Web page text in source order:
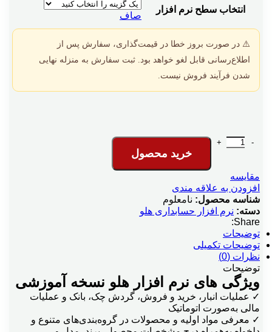
انتخاب سطح نرم افزار
صاف
⚠️ در صورت بروز خطا در قیمت‌گذاری، سفارش پس از
اطلاع‌رسانی قابل لغو خواهد بود. ثبت سفارش به منزله نهایی
شدن فرآیند فروش نیست.
نرم افزار حسابداری هلو نسخه آموزشی عدد
خرید محصول
مقایسه
افزودن به علاقه مندی
شناسه محصول: نامعلوم
دسته: نرم افزار حسابداری هلو
Share:
توضیحات
توضیحات تکمیلی
نظرات (0)
توضیحات
ویژگی های نرم افزار هلو نسخه آموزشی
✓ عملیات انبار، خرید و فروش، گردش چک، بانک و عملیات
مالی به‌صورت اتوماتیک
✓ معرفی مواد اولیه و محصولات در گروه‌بندی‌های متنوع و